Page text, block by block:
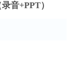
音+PPT）